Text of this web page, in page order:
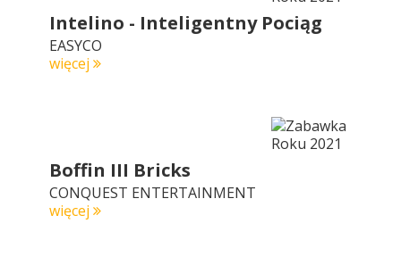
Intelino - Inteligentny Pociąg
EASYCO
więcej
Boffin III Bricks
CONQUEST ENTERTAINMENT
więcej